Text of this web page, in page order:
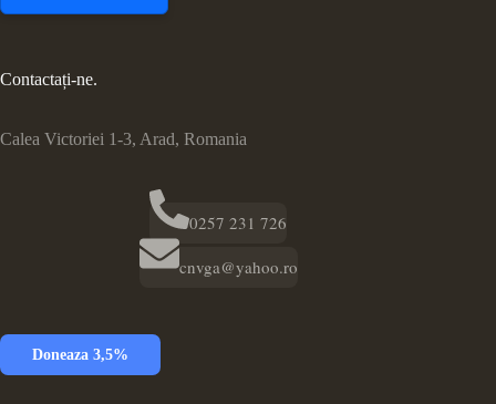
Contactați-ne.
Calea Victoriei 1-3, Arad, Romania
0257 231 726
cnvga@yahoo.ro
Doneaza 3,5%